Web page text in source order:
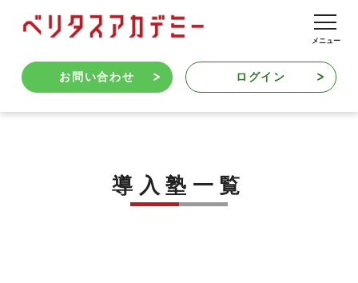
お問い合わせ ログイン
導入塾一覧